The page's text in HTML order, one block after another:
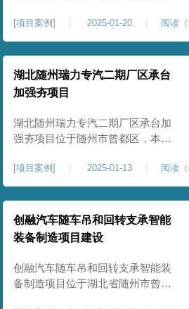
米。本项目场地后续使用要求较
高，设计拟采用大夯击能进行场地
地基加固处理，我司配备FW5000A
大型强夯机一台，并配备28m龙门架
一幅辅助高能级强夯施工，配备
85T，直径为2m，高度为2.2m的柱
锤一个，柱锤接地面积更小，强夯
穿透
[项目案例] 2025-01-20 阅读（
湖北随州瑞力专汽二期厂区承台
加强夯项目
湖北随州瑞力专汽二期厂区承台加
强夯项目位于随州市曾都区，本项
要求采用强夯置换工艺进行加固处
理，要求经处理深度不小于8米，地
基承载力不小于180Kpa，该项目场
地周边已有建筑物，且本项目采用
夯击能较大，夯击次数较多，为确
保场地临近建筑物安全性，我司在
临近建筑物的场地界限开挖减震沟
[项目案例] 2025-01-13 阅读（
创融汽车随车吊和回转支承智能
装备制造项目建设
创融汽车随车吊和回转支承智能装
备制造项目位于湖北省随州市曾都